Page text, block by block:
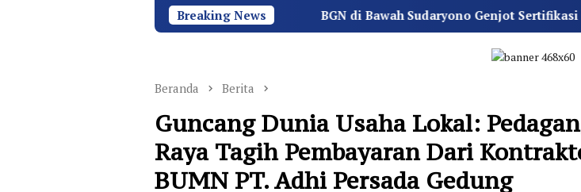
Breaking News
BGN di Bawah Sudaryono Genjot Sertifikasi Wajib SLHS,
Beranda Berita
Guncang Dunia Usaha Lokal:
Raya Tagih Pembayaran Dari
BUMN PT. Adhi Persada Gedung